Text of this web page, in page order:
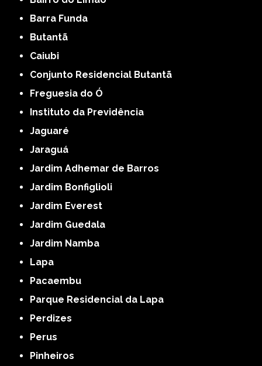
Barra Funda
Butantã
Caiubi
Conjunto Residencial Butantã
Freguesia do Ó
Instituto da Previdência
Jaguaré
Jaraguá
Jardim Adhemar de Barros
Jardim Bonfiglioli
Jardim Everest
Jardim Guedala
Jardim Namba
Lapa
Pacaembu
Parque Residencial da Lapa
Perdizes
Perus
Pinheiros